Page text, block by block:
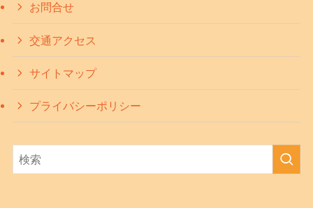
お問合せ
交通アクセス
サイトマップ
プライバシーポリシー